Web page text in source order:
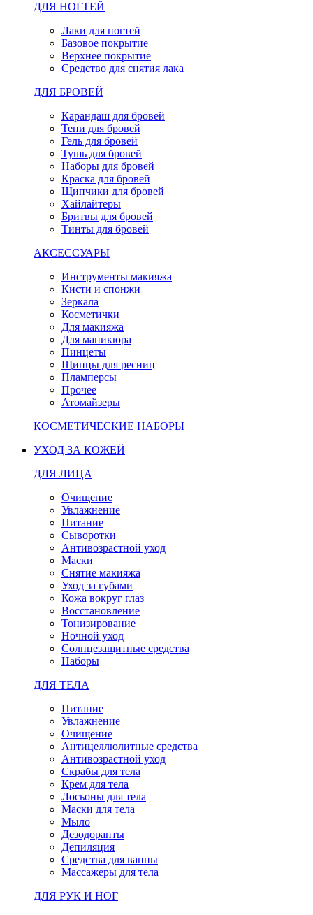
ДЛЯ НОГТЕЙ
Лаки для ногтей
Базовое покрытие
Верхнее покрытие
Средство для снятия лака
ДЛЯ БРОВЕЙ
Карандаш для бровей
Тени для бровей
Гель для бровей
Тушь для бровей
Наборы для бровей
Краска для бровей
Щипчики для бровей
Хайлайтеры
Бритвы для бровей
Тинты для бровей
АКСЕССУАРЫ
Инструменты макияжа
Кисти и спонжи
Зеркала
Косметички
Для макияжа
Для маникюра
Пинцеты
Щипцы для ресниц
Пламперсы
Прочее
Атомайзеры
КОСМЕТИЧЕСКИЕ НАБОРЫ
УХОД ЗА КОЖЕЙ
ДЛЯ ЛИЦА
Очищение
Увлажнение
Питание
Сыворотки
Антивозрастной уход
Маски
Снятие макияжа
Уход за губами
Кожа вокруг глаз
Восстановление
Тонизирование
Ночной уход
Солнцезащитные средства
Наборы
ДЛЯ ТЕЛА
Питание
Увлажнение
Очищение
Антицеллюлитные средства
Антивозрастной уход
Скрабы для тела
Крем для тела
Лосьоны для тела
Маски для тела
Мыло
Дезодоранты
Депиляция
Средства для ванны
Массажеры для тела
ДЛЯ РУК И НОГ